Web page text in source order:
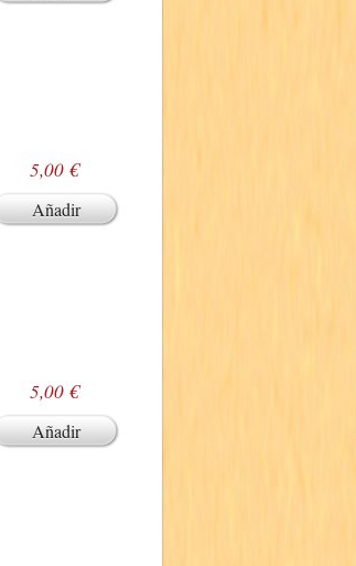
5,00 €
Añadir
5,00 €
Añadir